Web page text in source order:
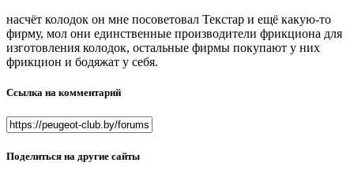
насчёт колодок он мне посоветовал Текстар и ещё какую-то
фирму, мол они единственные производители фрикциона для
изготовления колодок, остальные фирмы покупают у них
фрикцион и бодяжат у себя.
Ссылка на комментарий
Поделиться на другие сайты